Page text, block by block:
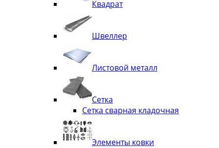
Квадрат
Швеллер
Листовой металл
Сетка
Сетка сварная кладочная
Элементы ковки